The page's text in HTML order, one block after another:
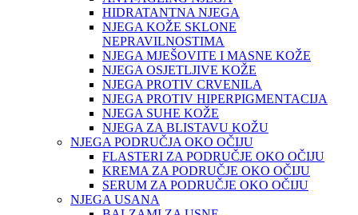
HIDRATANTNA NJEGA
NJEGA KOŽE SKLONE
NEPRAVILNOSTIMA
NJEGA MJEŠOVITE I MASNE KOŽE
NJEGA OSJETLJIVE KOŽE
NJEGA PROTIV CRVENILA
NJEGA PROTIV HIPERPIGMENTACIJA
NJEGA SUHE KOŽE
NJEGA ZA BLISTAVU KOŽU
NJEGA PODRUČJA OKO OČIJU
FLASTERI ZA PODRUČJE OKO OČIJU
KREMA ZA PODRUČJE OKO OČIJU
SERUM ZA PODRUČJE OKO OČIJU
NJEGA USANA